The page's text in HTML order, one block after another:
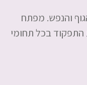
והנפש. מפתח
התפקוד בכל תחומי